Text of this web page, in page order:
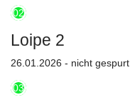
02
Loipe 2
26.01.2026 - nicht gespurt
03